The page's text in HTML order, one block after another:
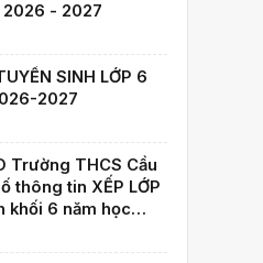
2026 - 2027
SINH LỚP 6
2027
Trường THCS Cầu
thông tin XẾP LỚP
khối 6 năm học